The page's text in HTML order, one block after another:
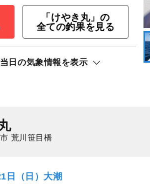
ス□青物ジギング釣りプラン
）
「けやき丸」の
全ての釣果を見る
日の気象情報を表示
荒川笹目橋
日（日）大潮